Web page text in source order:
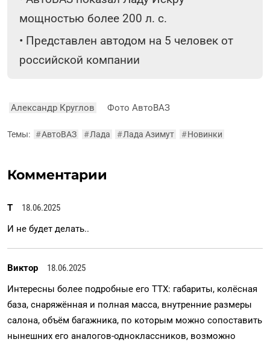
мощностью более 200 л. с.
• Представлен автодом на 5 человек от
российской компании
Александр Круглов Фото АвтоВАЗ
Темы: #АвтоВАЗ #Лада #Лада Азимут #Новинки
Комментарии
Т
18.06.2025
И не будет делать..
Виктор
18.06.2025
Интересны более подробные его ТТХ: габариты, колёсная
база, снаряжённая и полная масса, внутренние размеры
салона, объём багажника, по которым можно сопоставить
нынешних его аналогов-одноклассников, возможно